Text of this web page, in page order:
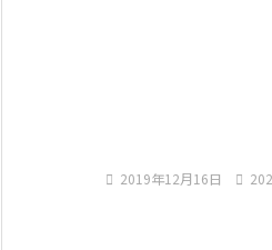
 2019年12月16日 